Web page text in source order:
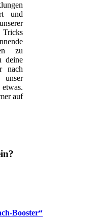
und
Tricks
zu
deine
nach
unser
auf
Booster“